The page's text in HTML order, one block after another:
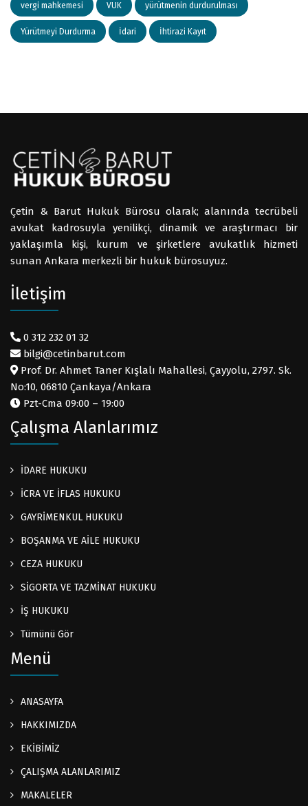
vergi mahkemesi VUK yürütmenin durdurulması
Yürütmeyi Durdurma İdari İhtirazi Kayıt
Çetin & Barut Hukuk Bürosu olarak; alanında tecrübeli
avukat kadrosuyla yenilikçi, dinamik ve araştırmacı bir
yaklaşımla kişi, kurum ve şirketlere avukatlık hizmeti
sunan Ankara merkezli bir hukuk bürosuyuz.
İletişim
0 312 232 01 32
bilgi@cetinbarut.com
Prof. Dr. Ahmet Taner Kışlalı Mahallesi, Çayyolu, 2797. Sk.
No:10, 06810 Çankaya/Ankara
Pzt-Cma 09:00 – 19:00
Çalışma Alanlarımız
İDARE HUKUKU
İCRA VE İFLAS HUKUKU
GAYRİMENKUL HUKUKU
BOŞANMA VE AİLE HUKUKU
CEZA HUKUKU
SİGORTA VE TAZMİNAT HUKUKU
İŞ HUKUKU
Tümünü Gör
Menü
ANASAYFA
HAKKIMIZDA
EKİBİMİZ
ÇALIŞMA ALANLARIMIZ
MAKALELER